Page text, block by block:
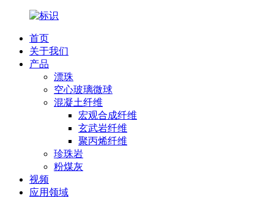
首页
关于我们
产品
漂珠
空心玻璃微球
混凝土纤维
宏观合成纤维
玄武岩纤维
聚丙烯纤维
珍珠岩
粉煤灰
视频
应用领域